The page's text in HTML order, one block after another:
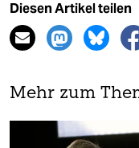
Diesen Artikel teilen
Mehr zum